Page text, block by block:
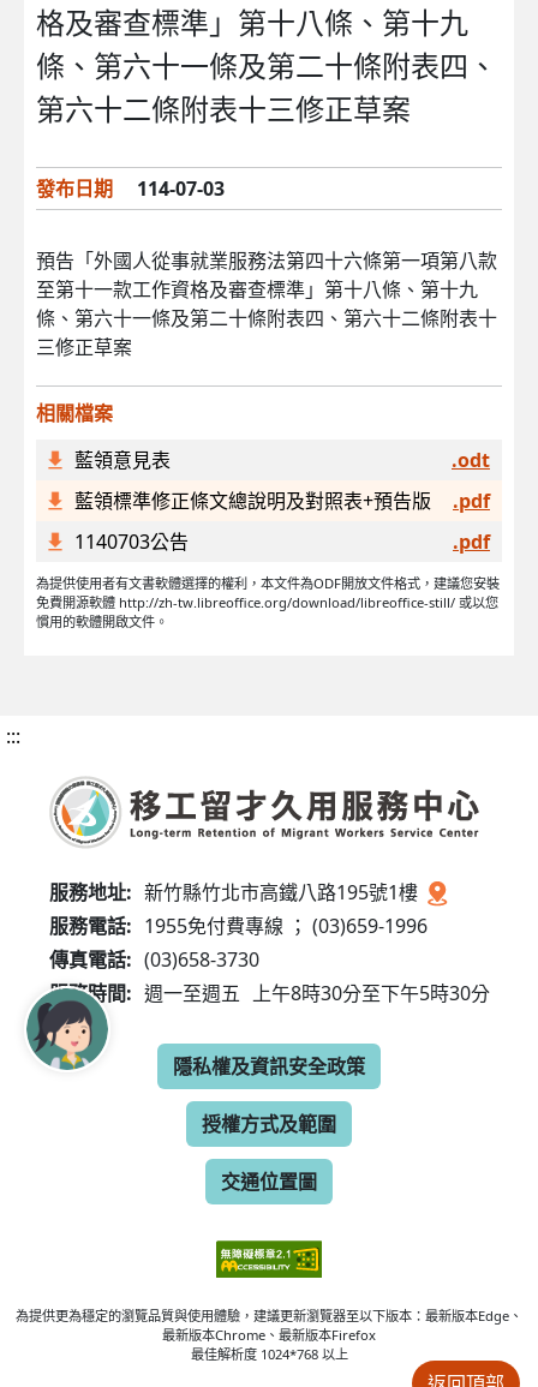
格及審查標準」第十八條、第十九
條、第六十一條及第二十條附表四、
第六十二條附表十三修正草案
發布日期 114-07-03
預告「外國人從事就業服務法第四十六條第一項第八款
至第十一款工作資格及審查標準」第十八條、第十九
條、第六十一條及第二十條附表四、第六十二條附表十
三修正草案
相關檔案
藍領意見表
.odt
藍領標準修正條文總說明及對照表+預告版
.pdf
1140703公告
.pdf
為提供使用者有文書軟體選擇的權利，本文件為ODF開放文件格式，建議您安裝
免費開源軟體 http://zh-tw.libreoffice.org/download/libreoffice-still/ 或以您
慣用的軟體開啟文件。
:::
服務地址: 新竹縣竹北市高鐵八路195號1樓
服務電話: 1955免付費專線 ； (03)659-1996
傳真電話: (03)658-3730
服務時間: 週一至週五 上午8時30分至下午5時30分
隱私權及資訊安全政策
授權方式及範圍
交通位置圖
為提供更為穩定的瀏覽品質與使用體驗，建議更新瀏覽器至以下版本：最新版本Edge、
最新版本Chrome、最新版本Firefox
最佳解析度 1024*768 以上